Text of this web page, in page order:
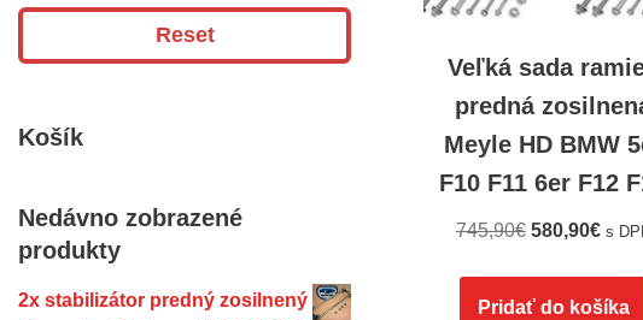
Reset
Košík
Nedávno zobrazené
produkty
2x stabilizátor predný zosilnený
Veľká sada
predná
Meyle HD BMW
F10 F11 6er F12
745,90€ 580,90€ s
Pridať do košíka